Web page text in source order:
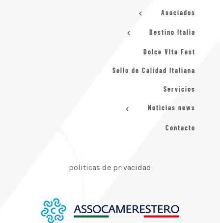
Asociados
Destino Italia
Dolce VIta Fest
Sello de Calidad Italiana
Servicios
Noticias news
Contacto
politicas de privacidad